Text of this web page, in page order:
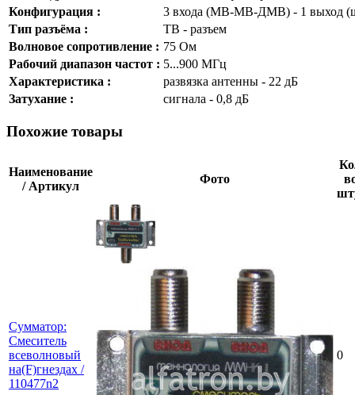
Конфигурация :
3 входа (МВ-МВ-ДМВ) - 1 выход
Тип разъёма :
ТВ - разъем
Волновое сопротивление : 75 Ом
Рабочий диапазон частот : 5...900 МГц
Характеристика :
развязка антенны - 22 дБ
Затухание :
сигнала - 0,8 дБ
Похожие товары
Наименование
/ Артикул
Фото
Сумматор:
Смеситель
всеволновый
на(F)гнездах /
110477n2
0